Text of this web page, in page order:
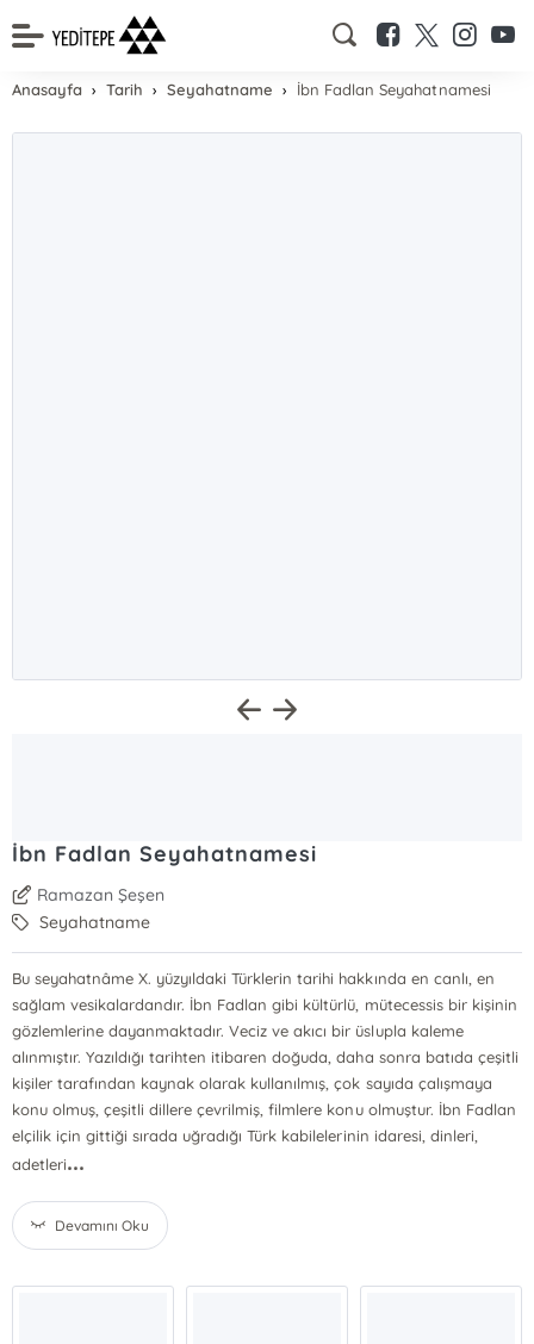
Anasayfa Tarih Seyahatname İbn Fadlan Seyahatnamesi
İbn Fadlan Seyahatnamesi
Ramazan Şeşen
Seyahatname
Bu seyahatnâme X. yüzyıldaki Türklerin tarihi hakkında en canlı, en
sağlam vesikalardandır. İbn Fadlan gibi kültürlü, mütecessis bir kişinin
gözlemlerine dayanmaktadır. Veciz ve akıcı bir üslupla kaleme
alınmıştır. Yazıldığı tarihten itibaren doğuda, daha sonra batıda çeşitli
kişiler tarafından kaynak olarak kullanılmış, çok sayıda çalışmaya
konu olmuş, çeşitli dillere çevrilmiş, filmlere konu olmuştur. İbn Fadlan
elçilik için gittiği sırada uğradığı Türk kabilelerinin idaresi, dinleri,
adetleri...
Devamını Oku